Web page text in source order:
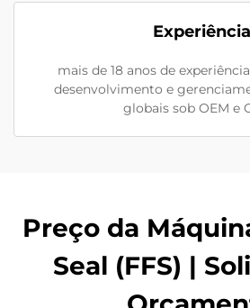
Experiência
mais de 18 anos de
desenvolvimento e
globais sob OEM e
Preço da
Seal (FFS) |